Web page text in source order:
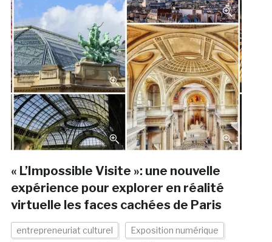
« L’Impossible Visite »: une nouvelle
expérience pour explorer en réalité
virtuelle les faces cachées de Paris
entrepreneuriat culturel Exposition numérique